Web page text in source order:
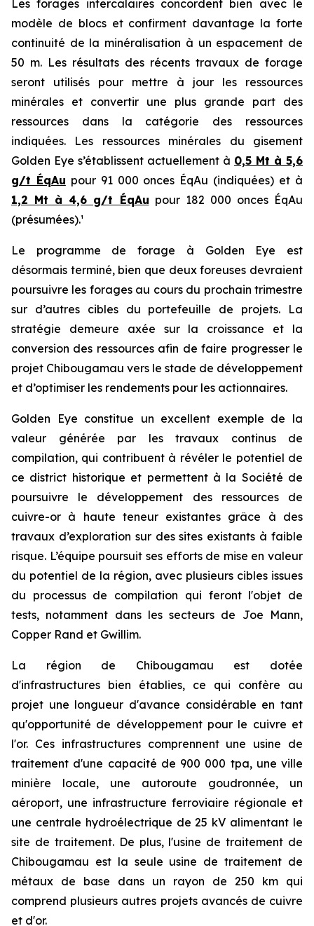
Les forages intercalaires concordent bien avec le
modèle de blocs et confirment davantage la forte
continuité de la minéralisation à un espacement de
50 m. Les résultats des récents travaux de forage
seront utilisés pour mettre à jour les ressources
minérales et convertir une plus grande part des
ressources dans la catégorie des ressources
indiquées. Les ressources minérales du gisement
Golden Eye s’établissent actuellement à 0,5 Mt à 5,6
g/t ÉqAu pour 91 000 onces ÉqAu (indiquées) et à
1,2 Mt à 4,6 g/t ÉqAu pour 182 000 onces ÉqAu
(présumées).¹
Le programme de forage à Golden Eye est
désormais terminé, bien que deux foreuses devraient
poursuivre les forages au cours du prochain trimestre
sur d’autres cibles du portefeuille de projets. La
stratégie demeure axée sur la croissance et la
conversion des ressources afin de faire progresser le
projet Chibougamau vers le stade de développement
et d’optimiser les rendements pour les actionnaires.
Golden Eye constitue un excellent exemple de la
valeur générée par les travaux continus de
compilation, qui contribuent à révéler le potentiel de
ce district historique et permettent à la Société de
poursuivre le développement des ressources de
cuivre-or à haute teneur existantes grâce à des
travaux d’exploration sur des sites existants à faible
risque. L’équipe poursuit ses efforts de mise en valeur
du potentiel de la région, avec plusieurs cibles issues
du processus de compilation qui feront l'objet de
tests, notamment dans les secteurs de Joe Mann,
Copper Rand et Gwillim.
La région de Chibougamau est dotée
d'infrastructures bien établies, ce qui confère au
projet une longueur d'avance considérable en tant
qu'opportunité de développement pour le cuivre et
l'or. Ces infrastructures comprennent une usine de
traitement d'une capacité de 900 000 tpa, une ville
minière locale, une autoroute goudronnée, un
aéroport, une infrastructure ferroviaire régionale et
une centrale hydroélectrique de 25 kV alimentant le
site de traitement. De plus, l'usine de traitement de
Chibougamau est la seule usine de traitement de
métaux de base dans un rayon de 250 km qui
comprend plusieurs autres projets avancés de cuivre
et d'or.